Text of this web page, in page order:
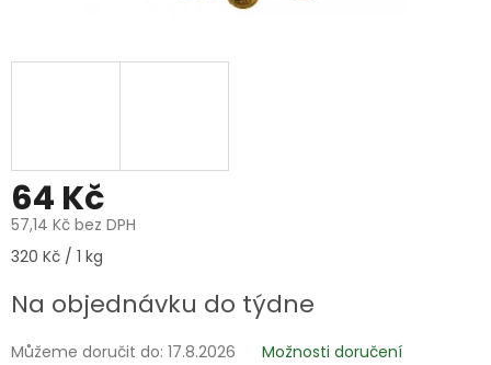
64 Kč
57,14 Kč bez DPH
Měrná
320 Kč / 1 kg
Na objednávku do týdne
Můžeme doručit do: 17.8.2026 Možnosti doručení